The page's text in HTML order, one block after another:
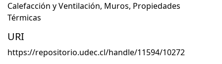
Calefacción y Ventilación, Muros, Propiedades
Térmicas
URI
https://repositorio.udec.cl/handle/11594/10272